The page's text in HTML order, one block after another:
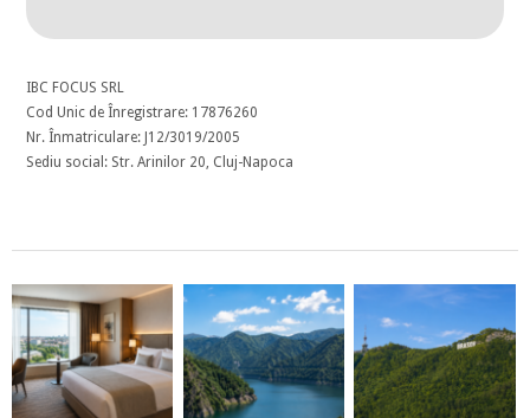
IBC FOCUS SRL
Cod Unic de Înregistrare: 17876260
Nr. Înmatriculare: J12/3019/2005
Sediu social: Str. Arinilor 20, Cluj-Napoca